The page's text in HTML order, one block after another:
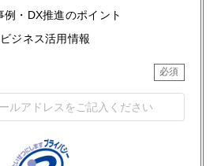
例・DX推進のポイント
ジネス活用情報